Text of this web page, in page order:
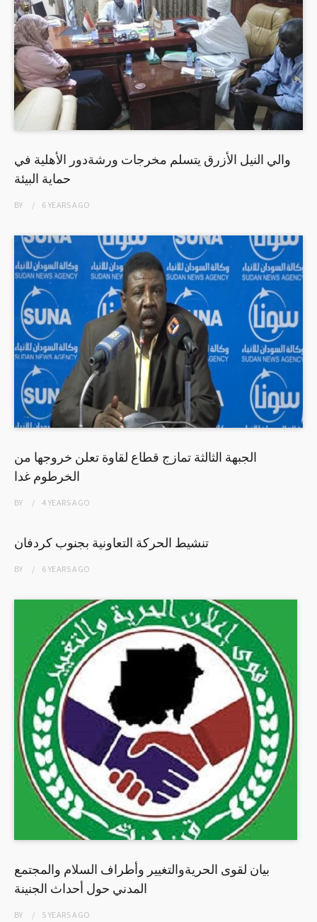
والي النيل الأزرق يتسلم مخرجات ورشةدور الأهلية في
حماية البيئة
BY 6 YEARSAGO
الجبهة الثالثة تمازج قطاع لقاوة تعلن خروجها من
الخرطوم غدا
BY 4 YEARSAGO
تنشيط الحركة التعاونية بجنوب كردفان
BY 6 YEARSAGO
بيان لقوى الحريةوالتغيير وأطراف السلام والمجتمع
المدني حول أحداث الجنينة
BY 5 YEARSAGO